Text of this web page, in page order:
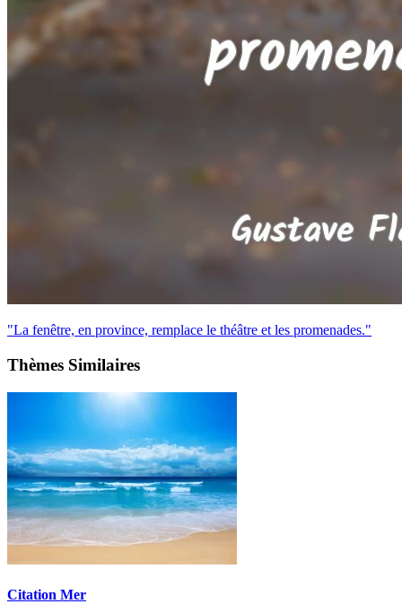
"La fenêtre, en province, remplace le théâtre et les promenades."
Thèmes Similaires
Citation Mer